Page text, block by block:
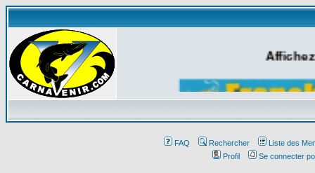
FAQ Rechercher
Liste des
Profil
Se connecter